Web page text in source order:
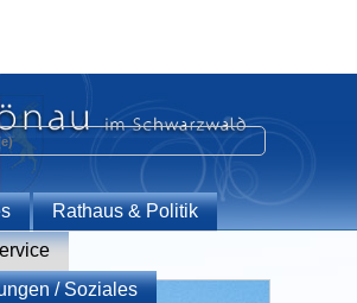
Rathaus & Politik
/ Soziales